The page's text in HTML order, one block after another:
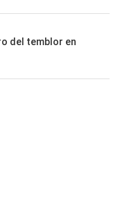
del temblor en